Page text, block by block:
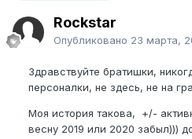
Rockstar
Опубликовано 23 марта,
Здравствуйте братишки,
персоналки, не здесь, не на
Моя история такова, +/-
весну 2019 или 2020 забыл)))